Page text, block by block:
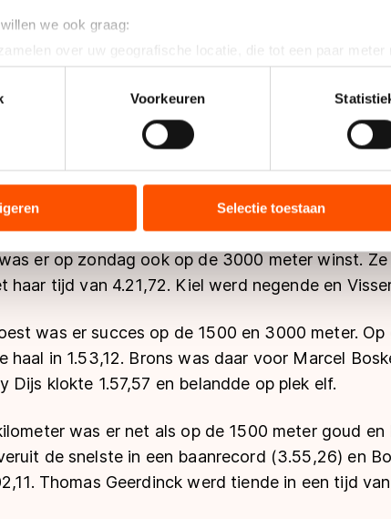
we ook graag:
over uw geografische locatie, die tot een paar meter
door het actief te scannen op specifieke
uw persoonlijke gegevens worden verwerkt en stel uw
moment wijzigen of intrekken in de Cookieverklaring.
informatie over uw gebruik van onze site met onze
deze combineren met andere gegevens die u aan hen
partners kunnen gegevens doorgeven aan landen
geldt volgens de GDPR. Door op ‘Toestaan’ te
u in ons
cookiebeleid
Voorkeuren
Selectie toestaan
een baanrecord. Esmee Visser eindigde op die
werd twaalfde in een tijd van 2.12,44.
er op zondag ook op de 3000 meter winst.
haar tijd van 4.21,72. Kiel werd negende en
was er succes op de 1500 en 3000 meter.
haal in 1.53,12. Brons was daar voor Marcel
Dijs klokte 1.57,57 en belandde op plek elf.
was er net als op de 1500 meter goud
de snelste in een baanrecord (3.55,26) en
Thomas Geerdinck werd tiende in een tijd